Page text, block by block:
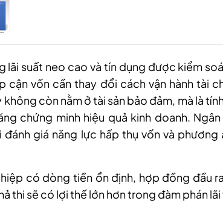
lãi suất neo cao và tín dụng được kiểm
cận vốn cần thay đổi cách vận hành tài
còn nằm ở tài sản bảo đảm, mà là
chứng minh hiệu quả kinh doanh.
giá năng lực hấp thụ vốn và phương
có dòng tiền ổn định, hợp đồng đầu
thi sẽ có lợi thế lớn hơn trong đàm phán lãi